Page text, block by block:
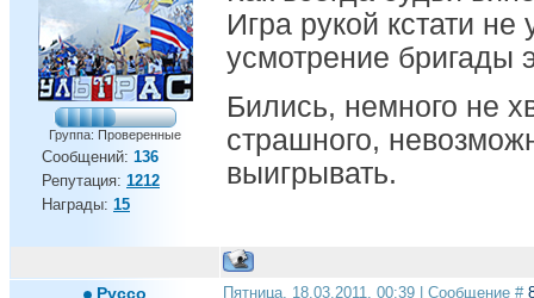
Группа: Проверенные
Сообщений: 136
Репутация: 1212
Награды: 15
Игра рукой кстати
усмотрение бригады
Бились, немного не
страшного,
выигрывать.
Pycco Пятница, 18.03.2011, 00:39 | Сообщение #